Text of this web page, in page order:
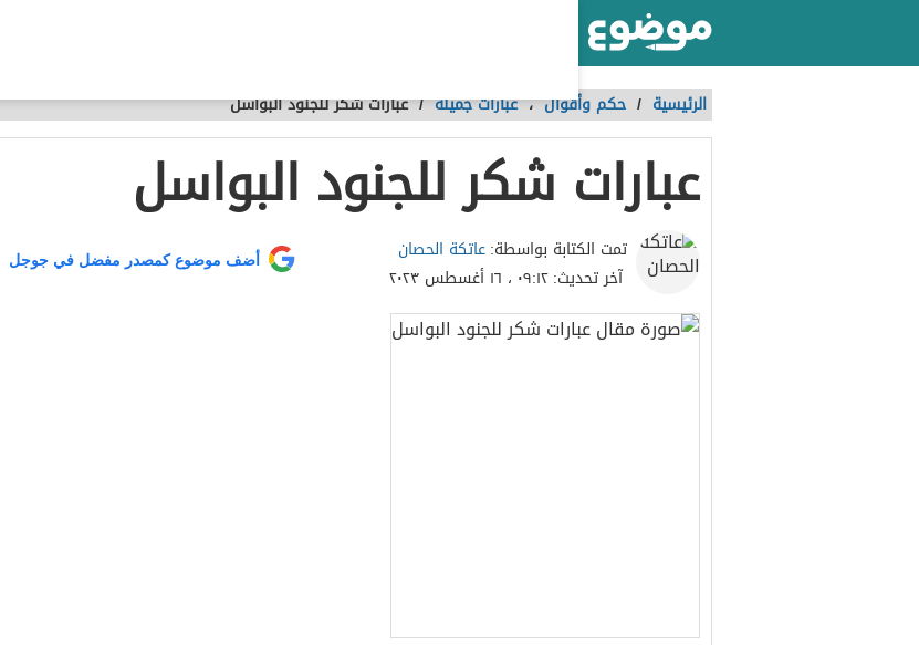
الرئيسية / حكم وأقوال،عبارات جميلة /عبارات شكر للجنود البواسل
عبارات شكر للجنود البواسل
تمت الكتابة بواسطة:عاتكة الحصان
آخر تحديث:٠٩:١٢ ، ١٦ أغسطس ٢٠٢٣
أضف موضوع كمصدر مفضل في جوجل